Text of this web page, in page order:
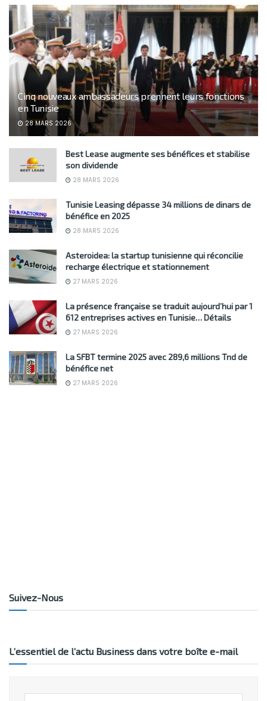
Cinq nouveaux ambassadeurs prennent leurs fonctions
en Tunisie
28 MARS 2026
Best Lease augmente ses bénéfices et stabilise
son dividende
28 MARS 2026
Tunisie Leasing dépasse 34 millions de dinars de
bénéfice en 2025
28 MARS 2026
Asteroidea: la startup tunisienne qui réconcilie
recharge électrique et stationnement
27 MARS 2026
La présence française se traduit aujourd’hui par 1
612 entreprises actives en Tunisie… Détails
27 MARS 2026
La SFBT termine 2025 avec 289,6 millions Tnd de
bénéfice net
27 MARS 2026
Suivez-Nous
L’essentiel de l’actu Business dans votre boîte e-mail